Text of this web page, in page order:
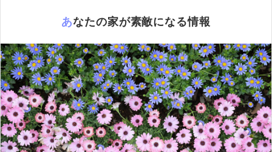
あなたの家が素敵になる情報